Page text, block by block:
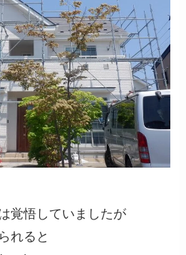
覚悟していましたが
れると